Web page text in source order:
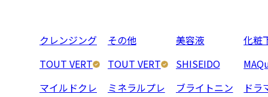
クレンジング
TOUT VERT
マイルドクレ
その他
TOUT VERT
ミネラルプレ
美容液
SHISEIDO
ブライトニン
化粧
ドラ